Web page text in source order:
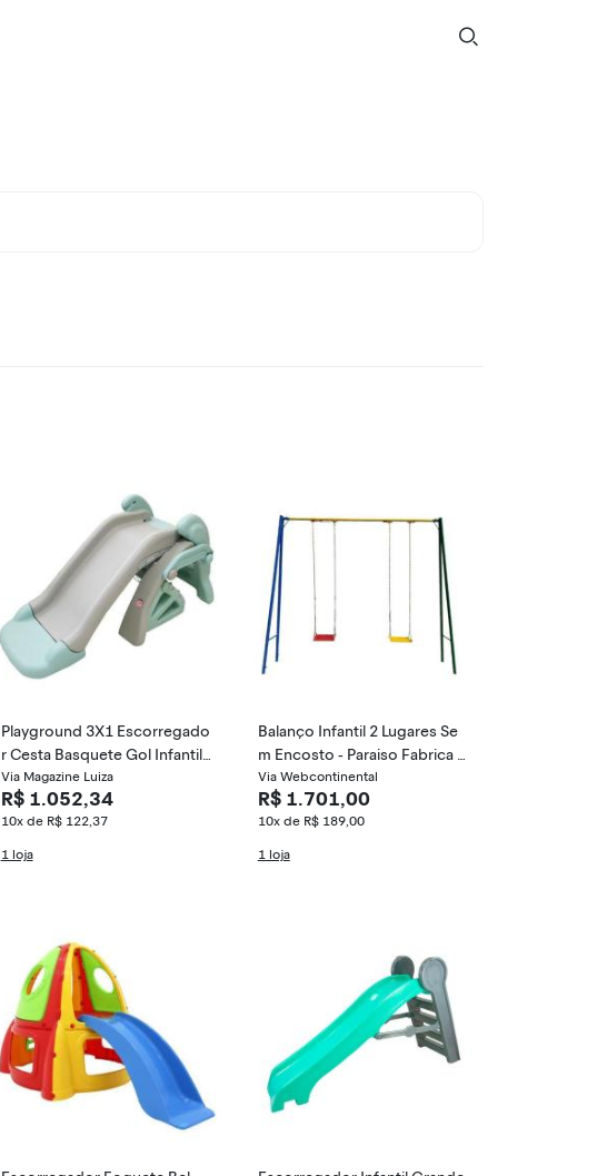
Playground 3X1 Escorregado
r Cesta Basquete Gol Infantil -
Importway
Via Magazine Luiza
R$ 1.052,34
10x de R$ 122,37
1 loja
Balanço Infantil 2 Lugares Se
m Encosto - Paraiso Fabrica D
e Brinquedos
Via Webcontinental
R$ 1.701,00
10x de R$ 189,00
1 loja